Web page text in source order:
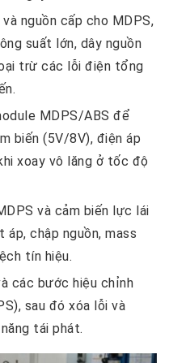
nguồn cấp cho MDPS,
suất lớn, dây nguồn
trừ các lỗi điện tổng
MDPS/ABS để
biến (5V/8V), điện áp
xoay vô lăng ở tốc độ
và cảm biến lực lái
chập nguồn, mass
tín hiệu.
các bước hiệu chỉnh
sau đó xóa lỗi và
tái phát.